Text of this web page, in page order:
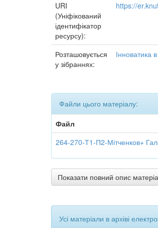
URI
(Уніфікований
ідентифікатор
ресурсу):
https://
Розташовується
у зібраннях:
Інноватика
Файли цього матеріалу:
Файл
264-270-Т1-П2-Мітченков+
Показати повний опис
Усі матеріали в архіві